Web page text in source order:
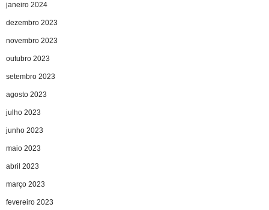
janeiro 2024
dezembro 2023
novembro 2023
outubro 2023
setembro 2023
agosto 2023
julho 2023
junho 2023
maio 2023
abril 2023
março 2023
fevereiro 2023